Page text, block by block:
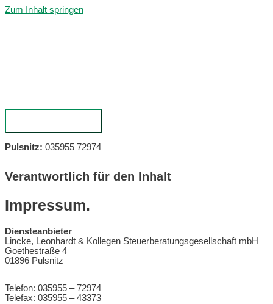
Zum Inhalt springen
Pulsnitz: 035955 72974
Verantwortlich für den Inhalt
Impressum.
Diensteanbieter
Lincke, Leonhardt & Kollegen Steuerberatungsgesellschaft mbH
Goethestraße 4
01896 Pulsnitz
Telefon: 035955 – 72974
Telefax: 035955 – 43373